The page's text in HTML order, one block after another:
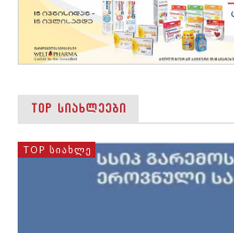
TOP ᲡᲘᲐᲮᲚᲔᲔᲑᲘ
TOP ᲡᲘᲐᲮᲚᲔ